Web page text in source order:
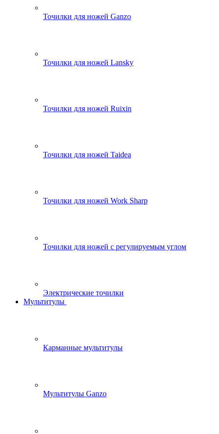
Точилки для ножей Ganzo
Точилки для ножей Lansky
Точилки для ножей Ruixin
Точилки для ножей Taidea
Точилки для ножей Work Sharp
Точилки для ножей с регулируемым углом
Электрические точилки
Мультитулы
Карманные мультитулы
Мультитулы Ganzo